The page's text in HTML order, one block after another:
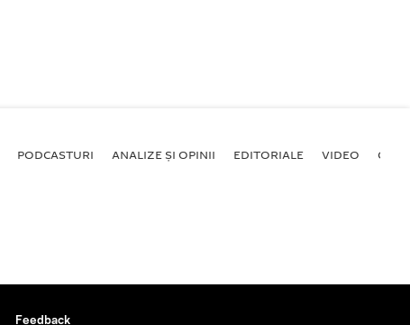
PODCASTURI ANALIZE ȘI OPINII EDITORIALE VIDEO
Feedback